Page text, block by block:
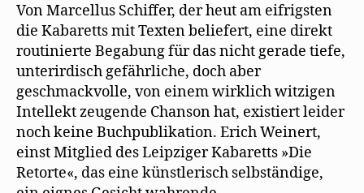
Von Marcellus Schiffer, der heut am eifrigsten
die Kabaretts mit Texten beliefert, eine direkt
routinierte Begabung für das nicht gerade tiefe,
unterirdisch gefährliche, doch aber
geschmackvolle, von einem wirklich witzigen
Intellekt zeugende Chanson hat, existiert leider
noch keine Buchpublikation. Erich Weinert,
einst Mitglied des Leipziger Kabaretts »Die
Retorte«, das eine künstlerisch selbständige,